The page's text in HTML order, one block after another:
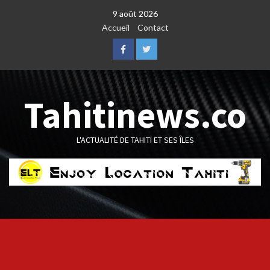
9 août 2026
Accueil
Contact
FacebookTwitter
Tahitinews.co
L'ACTUALITÉ DE TAHITI ET SES ÎLES